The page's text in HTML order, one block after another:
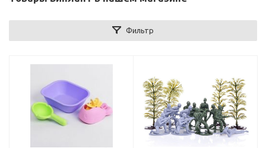
Фильтр